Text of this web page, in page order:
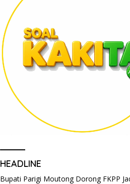
HEADLINE
Bupati Parigi Moutong Dorong FKPP